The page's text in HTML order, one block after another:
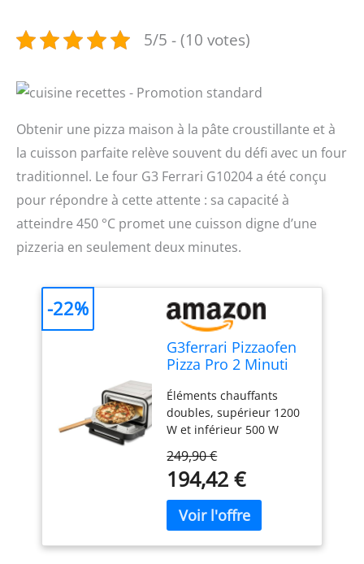
5/5 - (10 votes)
Obtenir une pizza maison à la pâte croustillante et à
la cuisson parfaite relève souvent du défi avec un four
traditionnel. Le four G3 Ferrari G10204 a été conçu
pour répondre à cette attente : sa capacité à
atteindre 450 °C promet une cuisson digne d’une
pizzeria en seulement deux minutes.
G3ferrari Pizzaofen
Pizza Pro 2 Minuti
Edelstahl/schwarz
Bis 1.850 Watt F?r O
(g10204)
Éléments chauffants
doubles, supérieur 1200
W et inférieur 500 W
450°C, minuterie de 60
minutes Contrôle
différencié de la
température supérieure
et inférieure Parois
froides avec système de
249,90 €
194,42 €
-22%